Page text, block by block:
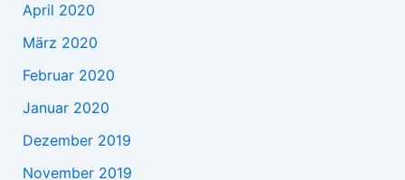
April 2020
März 2020
Februar 2020
Januar 2020
Dezember 2019
November 2019